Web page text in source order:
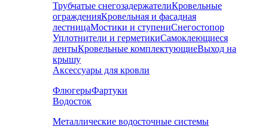
Трубчатые снегозадержателиКровельные
огражденияКровельная и фасадная
лестницаМостики и ступениСнегостопор
Уплотнители и герметикиСамоклеющиеся
лентыКровельные комплектующиеВыход на
крышу
Аксессуары для кровли
ФлюгерыФартуки
Водосток
Металлические водосточные системы